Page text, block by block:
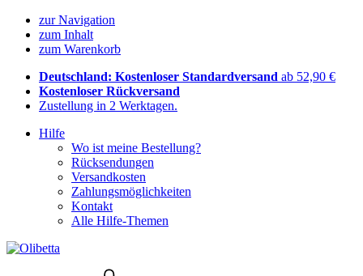
zur Navigation
zum Inhalt
zum Warenkorb
Deutschland: Kostenloser Standardversand ab 52,90 €
Kostenloser Rückversand
Zustellung in 2 Werktagen.
Hilfe
Wo ist meine Bestellung?
Rücksendungen
Versandkosten
Zahlungsmöglichkeiten
Kontakt
Alle Hilfe-Themen